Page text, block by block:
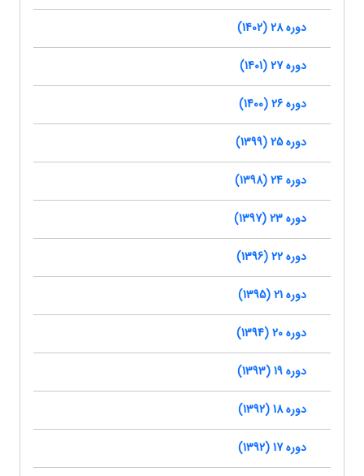
دوره 28 (1402)
دوره 27 (1401)
دوره 26 (1400)
دوره 25 (1399)
دوره 24 (1398)
دوره 23 (1397)
دوره 22 (1396)
دوره 21 (1395)
دوره 20 (1394)
دوره 19 (1393)
دوره 18 (1392)
دوره 17 (1392)